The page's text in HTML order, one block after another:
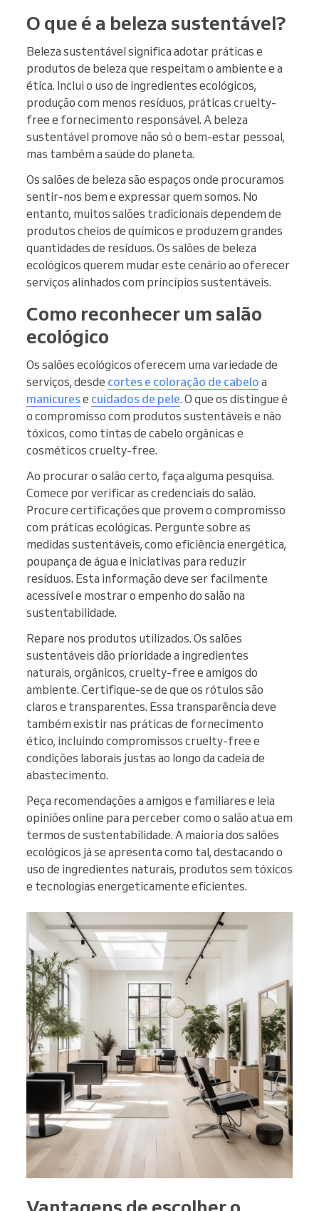
O que é a beleza sustentável?
Beleza sustentável significa adotar práticas e
produtos de beleza que respeitam o ambiente e a
ética. Inclui o uso de ingredientes ecológicos,
produção com menos resíduos, práticas cruelty-
free e fornecimento responsável. A beleza
sustentável promove não só o bem-estar pessoal,
mas também a saúde do planeta.
Os salões de beleza são espaços onde procuramos
sentir-nos bem e expressar quem somos. No
entanto, muitos salões tradicionais dependem de
produtos cheios de químicos e produzem grandes
quantidades de resíduos. Os salões de beleza
ecológicos querem mudar este cenário ao oferecer
serviços alinhados com princípios sustentáveis.
Como reconhecer um salão
ecológico
Os salões ecológicos oferecem uma variedade de
serviços, desde cortes e coloração de cabelo a
manicurese cuidados de pele. O que os distingue é
o compromisso com produtos sustentáveis e não
tóxicos, como tintas de cabelo orgânicas e
cosméticos cruelty-free.
Ao procurar o salão certo, faça alguma pesquisa.
Comece por verificar as credenciais do salão.
Procure certificações que provem o compromisso
com práticas ecológicas. Pergunte sobre as
medidas sustentáveis, como eficiência energética,
poupança de água e iniciativas para reduzir
resíduos. Esta informação deve ser facilmente
acessível e mostrar o empenho do salão na
sustentabilidade.
Repare nos produtos utilizados. Os salões
sustentáveis dão prioridade a ingredientes
naturais, orgânicos, cruelty-free e amigos do
ambiente. Certifique-se de que os rótulos são
claros e transparentes. Essa transparência deve
também existir nas práticas de fornecimento
ético, incluindo compromissos cruelty-free e
condições laborais justas ao longo da cadeia de
abastecimento.
Peça recomendações a amigos e familiares e leia
opiniões online para perceber como o salão atua em
termos de sustentabilidade. A maioria dos salões
ecológicos já se apresenta como tal, destacando o
uso de ingredientes naturais, produtos sem tóxicos
e tecnologias energeticamente eficientes.